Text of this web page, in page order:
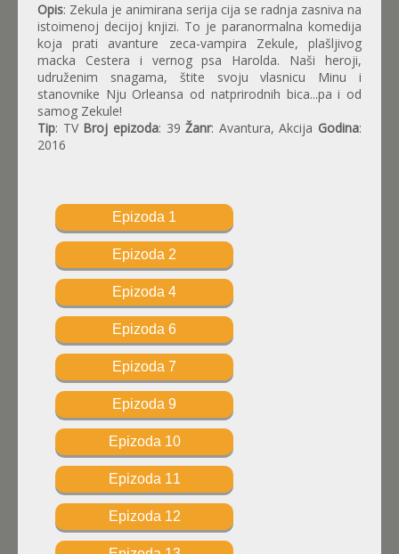
Opis: Zekula je animirana serija cija se radnja zasniva na
istoimenoj decijoj knjizi. To je paranormalna komedija
koja prati avanture zeca-vampira Zekule, plašljivog
macka Cestera i vernog psa Harolda. Naši heroji,
udruženim snagama, štite svoju vlasnicu Minu i
stanovnike Nju Orleansa od natprirodnih bica...pa i od
samog Zekule!
Tip: TV Broj epizoda: 39Žanr: Avantura, Akcija Godina:
2016
Epizoda 1
Epizoda 2
Epizoda 4
Epizoda 6
Epizoda 7
Epizoda 9
Epizoda 10
Epizoda 11
Epizoda 12